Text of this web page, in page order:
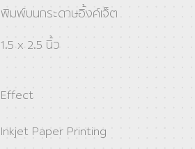
พิมพ์บนกระดาษอิ้งค์เจ็ต
1.5 x 2.5 นิ้ว
Effect
Inkjet Paper Printing